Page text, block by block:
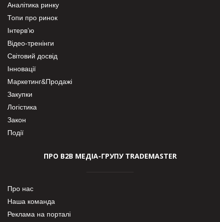
Аналітика ринку
Топи про ринок
Інтерв’ю
Відео-тренінги
Світовий досвід
Інновації
Маркетинг&Продажі
Закупки
Логістика
Закон
Події
ПРО В2В МЕДІА-ГРУПУ TRADEMASTER
Про нас
Наша команда
Реклама на порталі